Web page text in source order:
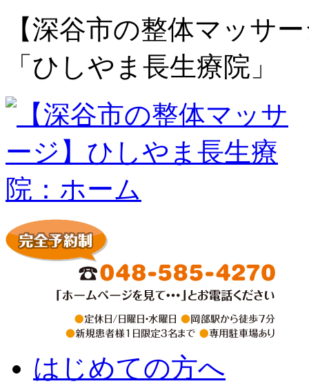
【深谷市の整体マッサ
「ひしやま長生療院」
はじめての方へ